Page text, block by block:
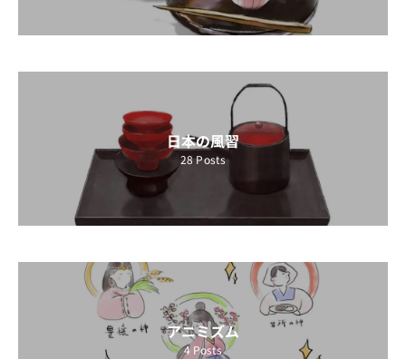
日本の風習
28Posts
アニミズム
4 Posts